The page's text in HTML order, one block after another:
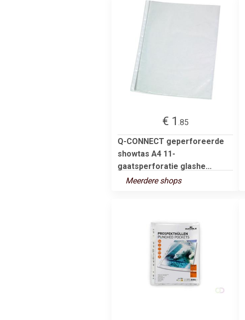
€ 1 .85
Q-CONNECT geperforeerde
showtas A4 11-
gaatsperforatie glashe...
Meerdere shops